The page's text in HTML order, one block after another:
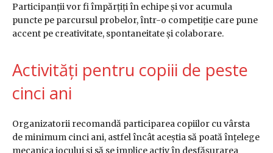
Participanții vor fi împărțiți în echipe și vor acumula
puncte pe parcursul probelor, într-o competiție care pune
accent pe creativitate, spontaneitate și colaborare.
Activități pentru copiii de peste
cinci ani
Organizatorii recomandă participarea copiilor cu vârsta
de minimum cinci ani, astfel încât aceștia să poată înțelege
mecanica jocului și să se implice activ în desfășurarea